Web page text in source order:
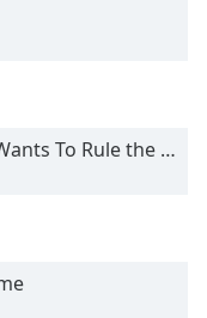
To Rule the World